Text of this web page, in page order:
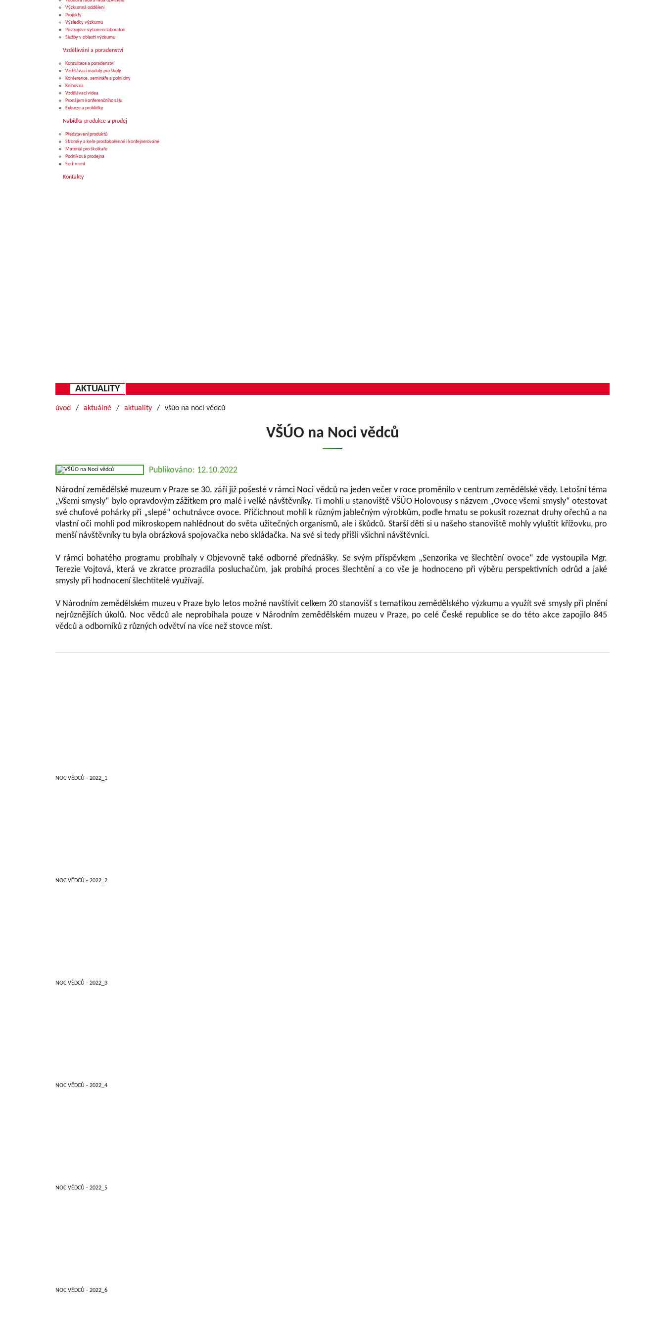
Výzkumná oddělení
Projekty
Výsledky výzkumu
Přístrojové vybavení laboratoří
Služby v oblasti výzkumu
Vzdělávání a poradenství
Konzultace a poradenství
Vzdělávací moduly pro školy
Konference, semináře a polní dny
Knihovna
Vzdělávací videa
Pronájem konferenčního sálu
Exkurze a prohlídky
Nabídka produkce a prodej
Představení produktů
Stromky a keře prostokořenné i kontejnerované
Materiál pro školkaře
Podniková prodejna
Sortiment
Kontakty
AKTUALITY
úvod aktuálně aktuality všúo na noci vědců
VŠÚO na Noci vědců
Publikováno: 12.10.2022
Národní zemědělské muzeum v Praze se 30. září již pošesté v rámci Noci vědců na jeden večer v roce proměnilo v centrum zemědělské vědy. Letošní téma
„Všemi smysly“ bylo opravdovým zážitkem pro malé i velké návštěvníky. Ti mohli u stanoviště VŠÚO Holovousy s názvem „Ovoce všemi smysly“ otestovat
své chuťové pohárky při „slepé“ ochutnávce ovoce. Přičichnout mohli k různým jablečným výrobkům, podle hmatu se pokusit rozeznat druhy ořechů a na
vlastní oči mohli pod mikroskopem nahlédnout do světa užitečných organismů, ale i škůdců. Starší děti si u našeho stanoviště mohly vyluštit křížovku, pro
menší návštěvníky tu byla obrázková spojovačka nebo skládačka. Na své si tedy přišli všichni návštěvníci.
V rámci bohatého programu probíhaly v Objevovně také odborné přednášky. Se svým příspěvkem „Senzorika ve šlechtění ovoce“ zde vystoupila Mgr.
Terezie Vojtová, která ve zkratce prozradila posluchačům, jak probíhá proces šlechtění a co vše je hodnoceno při výběru perspektivních odrůd a jaké
smysly při hodnocení šlechtitelé využívají.
V Národním zemědělském muzeu v Praze bylo letos možné navštívit celkem 20 stanovišť s tematikou zemědělského výzkumu a využít své smysly při plnění
nejrůznějších úkolů. Noc vědců ale neprobíhala pouze v Národním zemědělském muzeu v Praze, po celé České republice se do této akce zapojilo 845
vědců a odborníků z různých odvětví na více než stovce míst.
NOC VĚDCŮ - 2022_1
NOC VĚDCŮ - 2022_2
NOC VĚDCŮ - 2022_3
NOC VĚDCŮ - 2022_4
NOC VĚDCŮ - 2022_5
NOC VĚDCŮ - 2022_6